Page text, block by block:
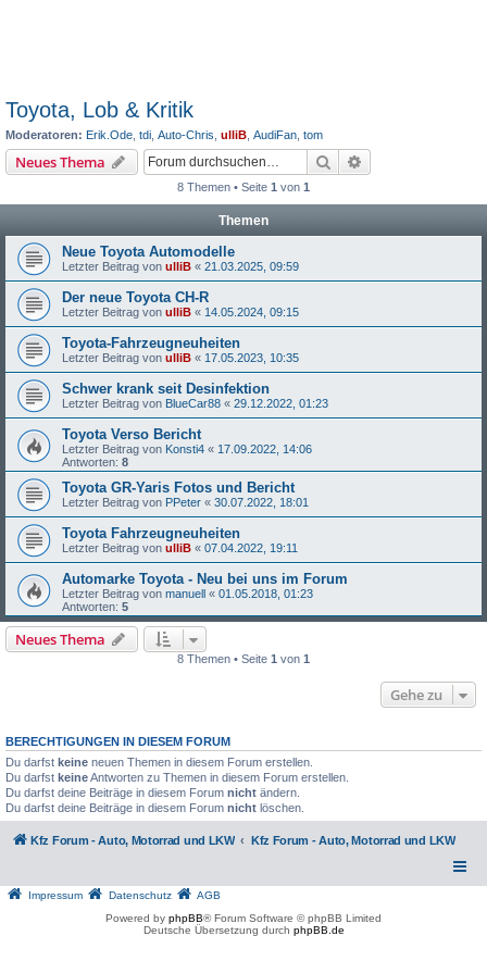
Toyota, Lob & Kritik
Moderatoren: Erik.Ode tdi Auto-Chris ulliB AudiFan tom
Neues Thema Suche
8 Themen • Seite 1 von 1
Themen
Neue Toyota Automodelle
Letzter Beitrag von ulliB « 21.03.2025, 09:59
Der neue Toyota CH-R
Letzter Beitrag von ulliB « 14.05.2024, 09:15
Toyota-Fahrzeugneuheiten
Letzter Beitrag von ulliB « 17.05.2023, 10:35
Schwer krank seit Desinfektion
Letzter Beitrag von BlueCar88 « 29.12.2022, 01:23
Toyota Verso Bericht
Letzter Beitrag von Konsti4 « 17.09.2022, 14:06
Antworten: 8
Toyota GR-Yaris Fotos und Bericht
Letzter Beitrag von PPeter « 30.07.2022, 18:01
Toyota Fahrzeugneuheiten
Letzter Beitrag von ulliB « 07.04.2022, 19:11
Automarke Toyota - Neu bei uns im Forum
Letzter Beitrag von manuell « 01.05.2018, 01:23
Antworten: 5
Neues Thema
8 Themen • Seite 1 von 1
Gehe zu
BERECHTIGUNGEN IN DIESEM FORUM
Du darfst keine neuen Themen in diesem Forum erstellen.
Du darfst keineAntworten zu Themen in diesem Forum erstellen.
Du darfst deine Beiträge in diesem Forum nicht ändern.
Du darfst deine Beiträge in diesem Forum nicht löschen.
Kfz Forum - Auto, Motorrad und LKW Kfz Forum - Auto, Motorrad und LKW
Impressum Datenschutz
AGB
Powered by phpBB® Forum Software © phpBB Limited
Deutsche Übersetzung durch phpBB.de